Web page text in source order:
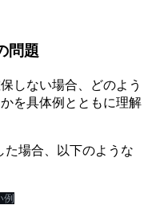
問題
しない場合、どのよう
を具体例とともに理解
場合、以下のような
例